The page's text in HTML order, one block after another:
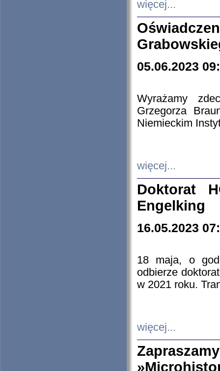
więcej...
05.06.2023
Wyrażamy
Grzegorza
Niemieckim
więcej...
Doktorat
Engelking
16.05.2023
18 maja, o
odbierze
w 2021 roku.
więcej...